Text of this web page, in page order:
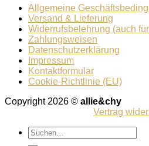
Allgemeine
Versand & Lieferung
Widerrufsbelehrung (auch
Zahlungsweisen
Datenschutzerklärung
Impressum
Kontaktformular
Cookie-Richtlinie (EU)
Copyright 2026 © allie&chy
Vertrag
Suchen
nach: